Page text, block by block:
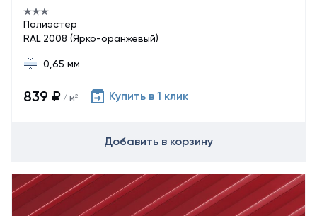
Полиэстер
RAL 2008 (Ярко-оранжевый)
0,65 мм
839 ₽ / м² Купить в 1 клик
Добавить в корзину